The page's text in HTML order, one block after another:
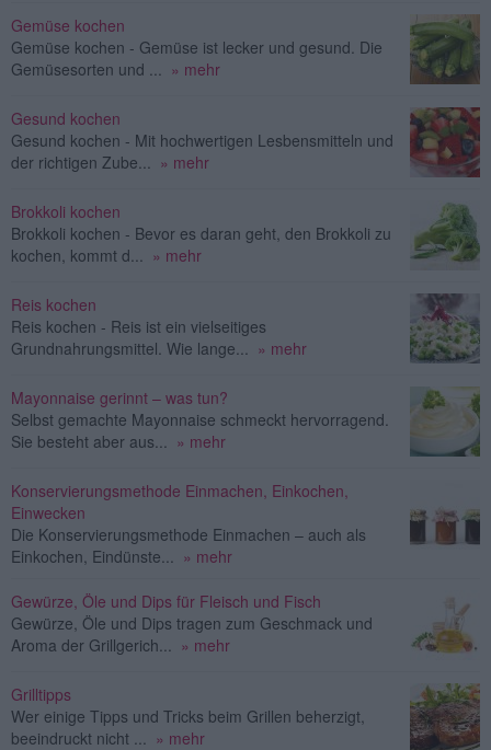
Gemüse kochen
Gemüse kochen - Gemüse ist lecker und gesund. Die
Gemüsesorten und ...
» mehr
Gesund kochen
Gesund kochen - Mit hochwertigen Lesbensmitteln und
der richtigen Zube...
» mehr
Brokkoli kochen
Brokkoli kochen - Bevor es daran geht, den Brokkoli zu
kochen, kommt d...
» mehr
Reis kochen
Reis kochen - Reis ist ein vielseitiges
Grundnahrungsmittel. Wie lange...
» mehr
Mayonnaise gerinnt – was tun?
Selbst gemachte Mayonnaise schmeckt hervorragend.
Sie besteht aber aus...
» mehr
Konservierungsmethode Einmachen, Einkochen,
Einwecken
Die Konservierungsmethode Einmachen – auch als
Einkochen, Eindünste...
» mehr
Gewürze, Öle und Dips für Fleisch und Fisch
Gewürze, Öle und Dips tragen zum Geschmack und
Aroma der Grillgerich...
» mehr
Grilltipps
Wer einige Tipps und Tricks beim Grillen beherzigt,
beeindruckt nicht ...
» mehr